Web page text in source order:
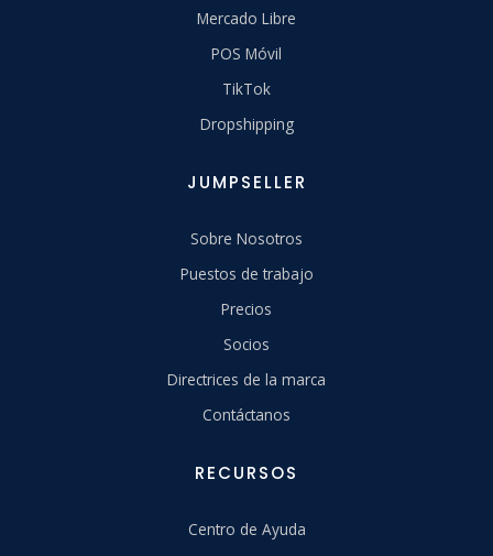
Mercado Libre
POS Móvil
TikTok
Dropshipping
JUMPSELLER
Sobre Nosotros
Puestos de trabajo
Precios
Socios
Directrices de la marca
Contáctanos
RECURSOS
Centro de Ayuda